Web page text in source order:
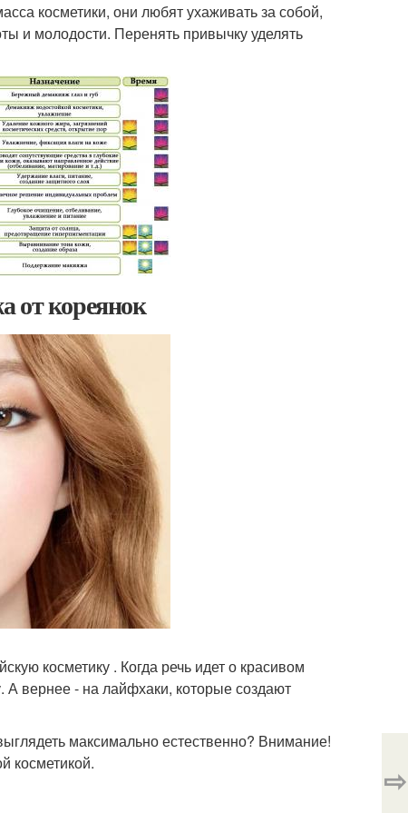
косметики, они любят ухаживать за собой,
и молодости. Перенять привычку уделять
от кореянок
косметику . Когда речь идет о красивом
вернее - на лайфхаки, которые создают
максимально естественно? Внимание!
косметикой.
⇨